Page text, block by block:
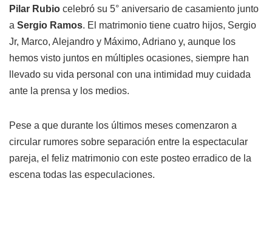
Pilar Rubio celebró su 5° aniversario de casamiento junto
a Sergio Ramos. El matrimonio tiene cuatro hijos, Sergio
Jr, Marco, Alejandro y Máximo, Adriano y, aunque los
hemos visto juntos en múltiples ocasiones, siempre han
llevado su vida personal con una intimidad muy cuidada
ante la prensa y los medios.
Pese a que durante los últimos meses comenzaron a
circular rumores sobre separación entre la espectacular
pareja, el feliz matrimonio con este posteo erradico de la
escena todas las especulaciones.